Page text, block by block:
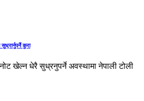
कुरा
खेल्न धेरै सुध्रनुपर्ने अवस्थामा नेपाली टोली